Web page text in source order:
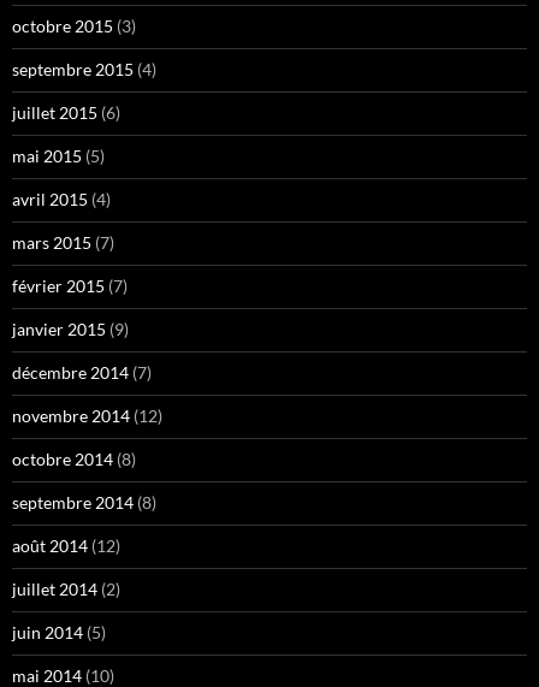
octobre 2015 (3)
septembre 2015 (4)
juillet 2015 (6)
mai 2015 (5)
avril 2015 (4)
mars 2015 (7)
février 2015 (7)
janvier 2015 (9)
décembre 2014 (7)
novembre 2014 (12)
octobre 2014 (8)
septembre 2014 (8)
août 2014 (12)
juillet 2014 (2)
juin 2014 (5)
mai 2014 (10)